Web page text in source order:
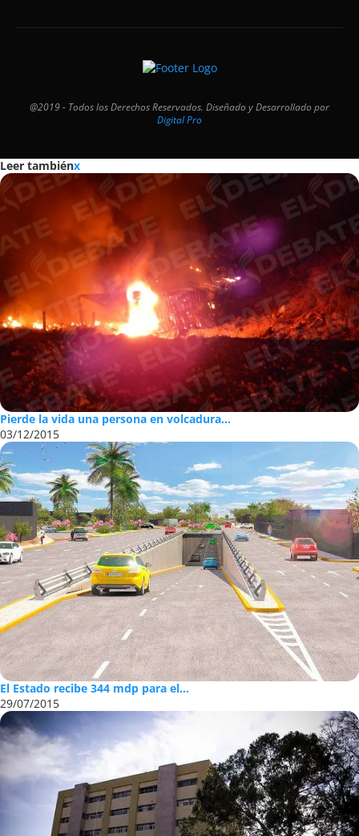
@2019 - Todos los Derechos Reservados. Diseñado y Desarrollado por
Digital Pro
Leer tambiénx
Pierde la vida una persona en volcadura...
03/12/2015
El Estado recibe 344 mdp para el...
29/07/2015